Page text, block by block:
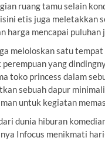
ruang tamu selain
etis juga meletakkan
harga mencapai puluhan
meloloskan satu tempat
yang
toko princess dalam
sebuah dapur
untuk kegiatan
dunia hiburan
Infocus menikmati